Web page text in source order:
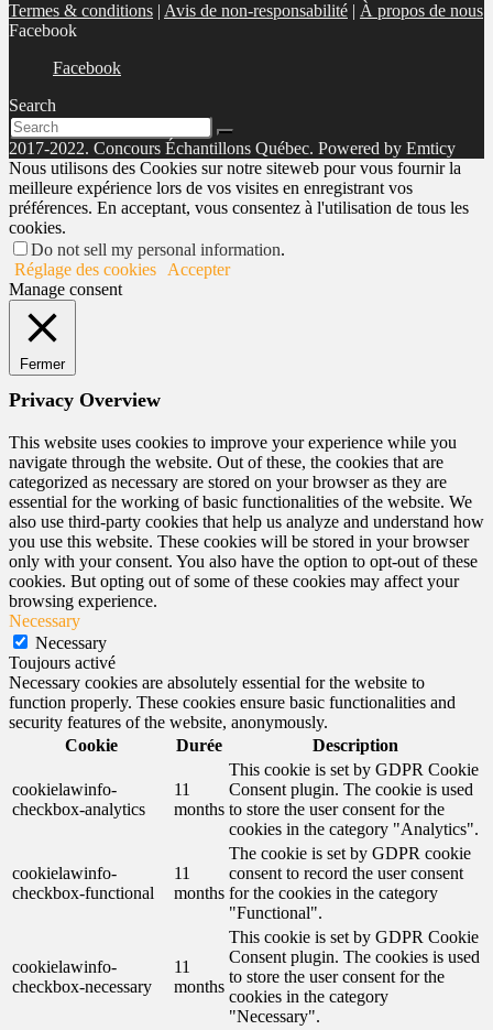
Termes & conditions | Avis de non-responsabilité | À propos de nous
Facebook
Facebook
Search
2017-2022. Concours Échantillons Québec. Powered by Emticy
Nous utilisons des Cookies sur notre siteweb pour vous fournir la
meilleure expérience lors de vos visites en enregistrant vos
préférences. En acceptant, vous consentez à l'utilisation de tous les
cookies.
Do not sell my personal information.
Réglage des cookies
Accepter
Manage consent
Fermer
Privacy Overview
This website uses cookies to improve your experience while you
navigate through the website. Out of these, the cookies that are
categorized as necessary are stored on your browser as they are
essential for the working of basic functionalities of the website. We
also use third-party cookies that help us analyze and understand how
you use this website. These cookies will be stored in your browser
only with your consent. You also have the option to opt-out of these
cookies. But opting out of some of these cookies may affect your
browsing experience.
Necessary
Necessary
Toujours activé
Necessary cookies are absolutely essential for the website to
function properly. These cookies ensure basic functionalities and
security features of the website, anonymously.
Cookie
Durée Description
cookielawinfo-
checkbox-analytics
11
months
This cookie is set by GDPR Cookie
Consent plugin. The cookie is used
to store the user consent for the
cookies in the category "Analytics".
cookielawinfo-
checkbox-functional
11
months
The cookie is set by GDPR cookie
consent to record the user consent
for the cookies in the category
"Functional".
cookielawinfo-
checkbox-necessary
11
months
This cookie is set by GDPR Cookie
Consent plugin. The cookies is used
to store the user consent for the
cookies in the category
"Necessary".